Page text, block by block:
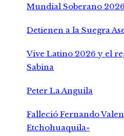
Mundial Soberano 2026
Detienen a la Suegra
Vive Latino 2026 y el
Sabina
Peter La Anguila
Falleció Fernando
Etchohuaquila»